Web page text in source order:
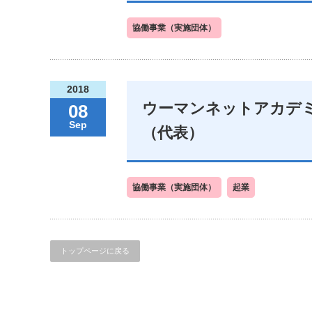
協働事業（実施団体）
2018
08
Sep
ウーマンネットアカデ
（代表）
協働事業（実施団体） 起業
トップページに戻る